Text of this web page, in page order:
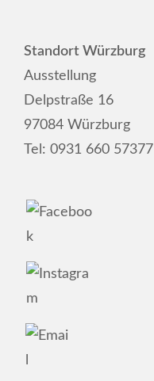
Standort Würzburg
Ausstellung
Delpstraße 16
97084 Würzburg
Tel: 0931 660 57377